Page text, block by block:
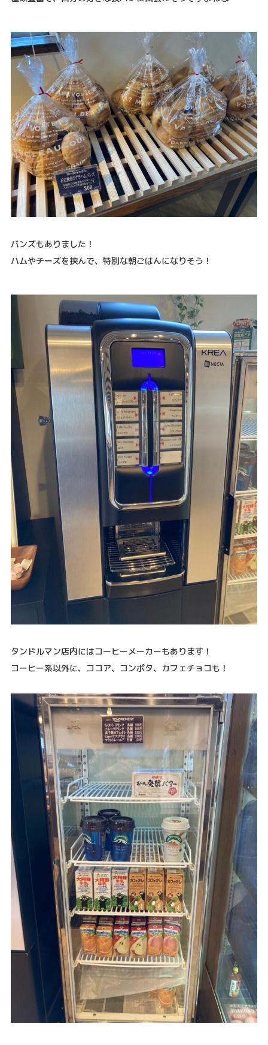
バンズもありました！
ハムやチーズを挟んで、特別な朝ごはんになりそう！
タンドルマン店内にはコーヒーメーカーもあります！
コーヒー系以外に、ココア、コンポタ、カフェチョコも！